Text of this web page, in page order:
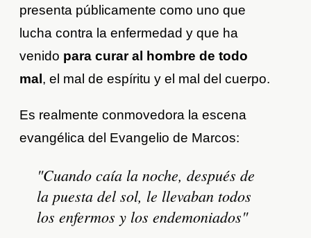
presenta públicamente como uno que
lucha contra la enfermedad y que ha
venido para curar al hombre de todo
mal, el mal de espíritu y el mal del cuerpo.
Es realmente conmovedora la escena
evangélica del Evangelio de Marcos:
"Cuando caía la noche, después de
la puesta del sol, le llevaban todos
los enfermos y los endemoniados"